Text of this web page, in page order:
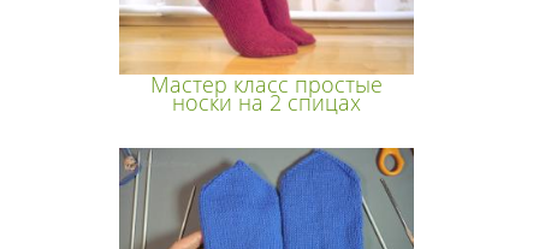
Мастер класс простые
носки на 2 спицах